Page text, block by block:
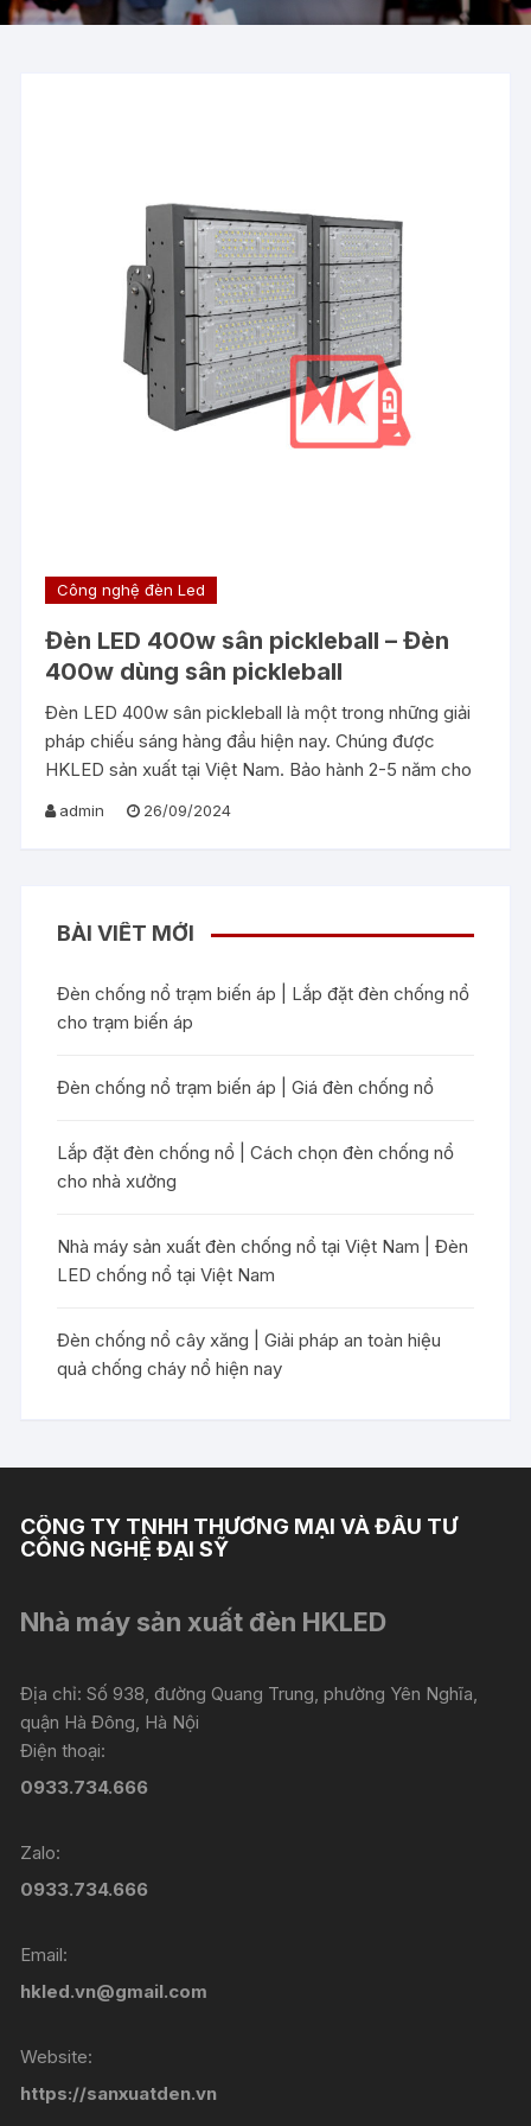
Công nghệ đèn Led
Đèn LED 400w sân pickleball – Đèn
400w dùng sân pickleball
Đèn LED 400w sân pickleball là một trong những giải
pháp chiếu sáng hàng đầu hiện nay. Chúng được
HKLED sản xuất tại Việt Nam. Bảo hành 2-5 năm cho
admin 26/09/2024
BÀI VIẾT MỚI
Đèn chống nổ trạm biến áp | Lắp đặt đèn chống nổ
cho trạm biến áp
Đèn chống nổ trạm biến áp | Giá đèn chống nổ
Lắp đặt đèn chống nổ | Cách chọn đèn chống nổ
cho nhà xưởng
Nhà máy sản xuất đèn chống nổ tại Việt Nam | Đèn
LED chống nổ tại Việt Nam
Đèn chống nổ cây xăng | Giải pháp an toàn hiệu
quả chống cháy nổ hiện nay
CÔNG TY TNHH THƯƠNG MẠI VÀ ĐẦU TƯ
CÔNG NGHỆ ĐẠI SỸ
Nhà máy sản xuất đèn HKLED
Địa chỉ: Số 938, đường Quang Trung, phường Yên Nghĩa,
quận Hà Đông, Hà Nội
Điện thoại:
0933.734.666
Zalo:
0933.734.666
Email:
hkled.vn@gmail.com
Website:
https://sanxuatden.vn